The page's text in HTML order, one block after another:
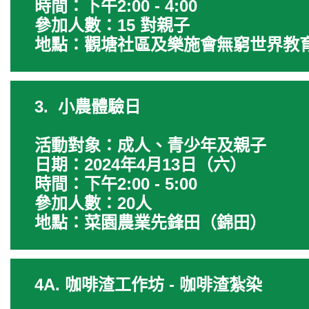
時間：下午2:00 - 4:00
參加人數：15 對親子
地點：觀塘社區及樂施會無窮世界教
3. 小農體驗日
活動對象：成人、青少年及親子
日期：2024年4月13日（六）
時間：下午2:00 - 5:00
參加人數：20人
地點：菜園農業先鋒田（錦田）
4A. 咖啡渣工作坊 - 咖啡渣紮染